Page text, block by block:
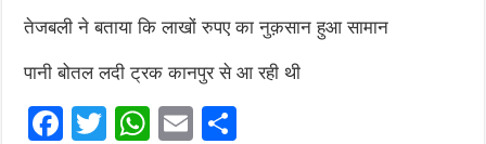
तेजबली ने बताया कि लाखों रुपए का नुक़सान हुआ सामान
पानी बोतल लदी ट्रक कानपुर से आ रही थी
F
T
W E